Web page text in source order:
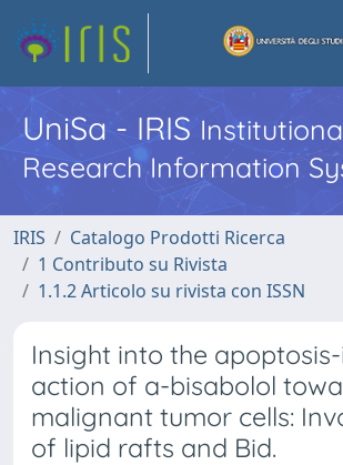
UniSa - IRIS
Research Information
IRIS
Catalogo Prodotti Ricerca
1 Contributo su Rivista
1.1.2 Articolo su rivista con ISSN
Insight into the
action of a-bisabolol
malignant tumor cells:
of lipid rafts and Bid.